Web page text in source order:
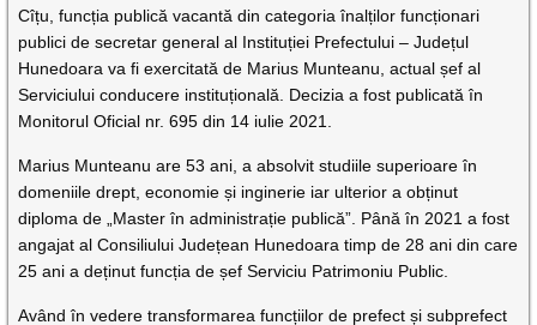
Cîțu, funcția publică vacantă din categoria înalților funcționari
publici de secretar general al Instituției Prefectului – Județul
Hunedoara va fi exercitată de Marius Munteanu, actual șef al
Serviciului conducere instituțională. Decizia a fost publicată în
Monitorul Oficial nr. 695 din 14 iulie 2021.
Marius Munteanu are 53 ani, a absolvit studiile superioare în
domeniile drept, economie și inginerie iar ulterior a obținut
diploma de „Master în administrație publică”. Până în 2021 a fost
angajat al Consiliului Județean Hunedoara timp de 28 ani din care
25 ani a deținut funcția de șef Serviciu Patrimoniu Public.
Având în vedere transformarea funcțiilor de prefect și subprefect